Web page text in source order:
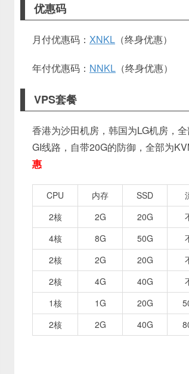
优惠码
月付优惠码： XNKL （终身优惠）
年付优惠码： NNKL （终身优惠）
VPS套餐
香港为沙田机房，韩国为LG机房，
GI线路，自带20G的防御，全部为
惠
CPU 内存 SSD
2核
2G 20G
4核
8G 50G
2核
2G 20G
2核
4G 40G
1核
1G 20G
2核
2G 40G